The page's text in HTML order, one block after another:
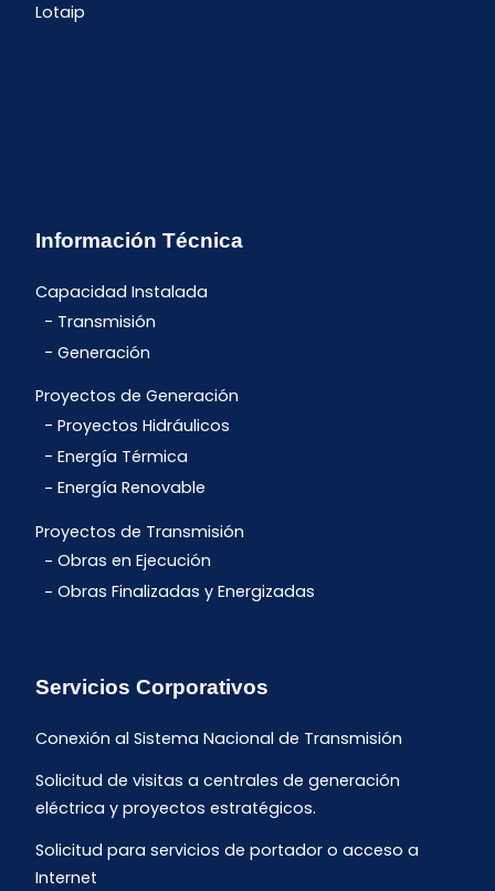
Lotaip
Información Técnica
Capacidad Instalada
Transmisión
Generación
Proyectos de Generación
Proyectos Hidráulicos
Energía Térmica
Energía Renovable
Proyectos de Transmisión
Obras en Ejecución
Obras Finalizadas y Energizadas
Servicios Corporativos
Conexión al Sistema Nacional de Transmisión
Solicitud de visitas a centrales de generación
eléctrica y proyectos estratégicos.
Solicitud para servicios de portador o acceso a
Internet